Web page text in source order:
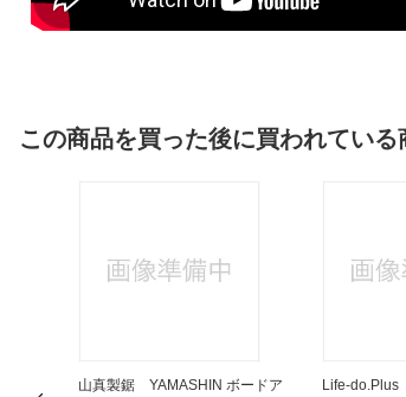
この商品を買った後に買われている
山真製鋸 YAMASHIN ボードア
Life-